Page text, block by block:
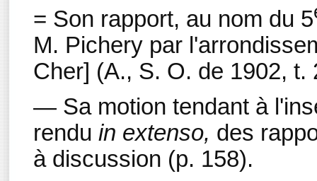
= Son rapport, au nom du 5
M. Pichery par
Cher] (A., S. O. de 1902, t.
— Sa motion tendant à
rendu in extenso, des
à discussion (p. 158).